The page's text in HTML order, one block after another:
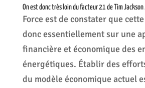
On est donc très loin du facteur 21 de Tim
Force est de constater que
donc essentiellement sur une
financière et économique des
énergétiques. Établir des
du modèle économique actuel